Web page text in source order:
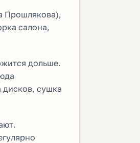
Прошлякова),
салона,
дольше.
дисков, сушка